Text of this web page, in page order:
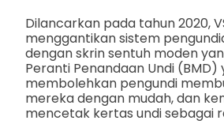
Dilancarkan pada tahun 2020,
menggantikan sistem
dengan skrin sentuh moden
Peranti Penandaan Undi (BMD)
membolehkan pengundi
mereka dengan mudah, dan
mencetak kertas undi sebagai